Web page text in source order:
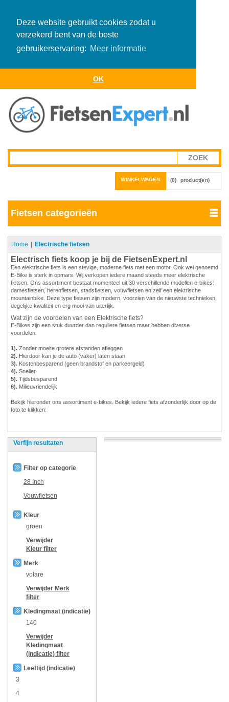
Deze website gebruikt cookies zodat u
verzekerd bent van de beste
gebruikerservaring: Meer informatie
OK
WINKELWAGEN (0) product(en)
Fietsen categorieën
Home Electrische fietsen
Electrisch fiets koop je bij de FietsenExpert.nl
Een elektrische fiets is een stevige, moderne fiets met een motor. Ook wel genoemd
E-Bike is sterk in opmars. Wij verkopen iedere maand steeds meer elektrische
fietsen. Ons assortiment bestaat momenteel uit 30 verschillende modellen e-bikes:
damesfietsen, herenfietsen, stadsfietsen, vouwfietsen en zelf een elektrische
mountainbike. Deze type fietsen zijn modern, voorzien van de nieuwste technieken,
degelijke kwaliteit en erg mooi van uiterlijk.
Wat zijn de voordelen van een Elektrische fiets?
E-Bikes zijn een stuk duurder dan reguliere fietsen maar hebben diverse
voordelen.
1). Zonder moeite grotere afstanden afleggen
2). Hierdoor kan je de auto (vaker) laten staan
3). Kostenbesparend (geen brandstof en parkeergeld)
4). Sneller
5). Tijdsbesparend
6). Milieuvriendelijk
Bekijk hieronder ons assortiment e-bikes. Bekijk iedere fiets afzonderlijk door op de
foto te klikken:
Verfijn resultaten
Filter op categorie
28 Inch
Vouwfietsen
Kleur
groen
Verwijder
Kleur filter
Merk
volare
Verwijder Merk
filter
Kledingmaat (indicatie)
140
Verwijder
Kledingmaat
(indicatie) filter
Leeftijd (indicatie)
3
4